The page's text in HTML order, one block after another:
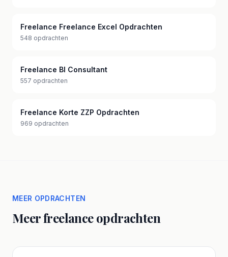
Freelance Freelance Excel Opdrachten
548 opdrachten
Freelance BI Consultant
557 opdrachten
Freelance Korte ZZP Opdrachten
969 opdrachten
MEER OPDRACHTEN
Meer freelance opdrachten